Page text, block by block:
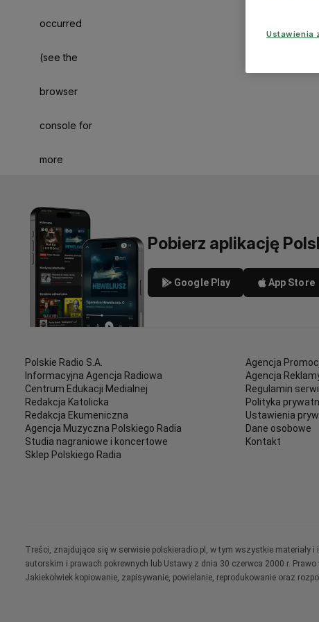
occurred
(see the
browser
console for
more
Pobierz aplikację
Google Play App Store
Polskie Radio S.A.
Informacyjna Agencja Radiowa
Centrum Edukacji Medialnej
Redakcja Katolicka
Redakcja Ekumeniczna
Agencja Muzyczna Polskiego Radia
Studia nagraniowe i koncertowe
Sklep Polskiego Radia
Agencja
Agencja
Regulamin
Polityka
Ustawienia
Dane osobowe
Kontakt
Treści, znajdujące się w serwisie polskieradio.pl, w tym wszystkie
autorskim i prawach pokrewnych lub Ustawy z dnia 30 czerwca 2000 r.
Jakiekolwiek kopiowanie, zapisywanie, powielanie, reprodukowanie oraz
Ustawienia